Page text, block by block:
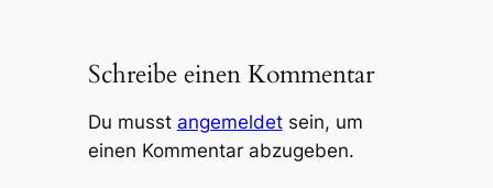
Schreibe einen Kommentar
Du musst angemeldetsein, um
einen Kommentar abzugeben.